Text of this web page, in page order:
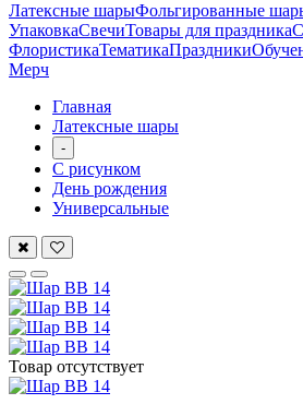
Латексные шарыФольгированные
УпаковкаСвечиТовары для праздника
ФлористикаТематикаПраздники
Мерч
Главная
Латексные шары
-
С рисунком
День рождения
Универсальные
Товар отсутствует